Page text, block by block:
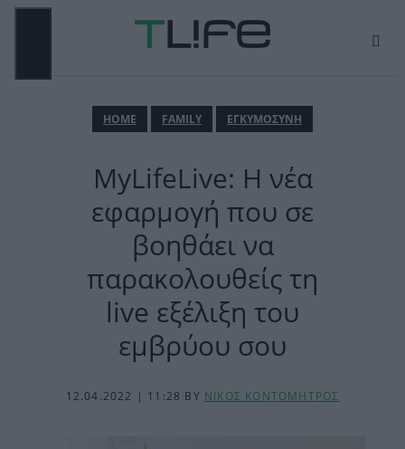
Μετάβαση
ΗΟΜΕ FAMILY ΕΓΚΥΜΟΣΥΝΗ
MyLifeLive: Η νέα
εφαρμογή που σε
βοηθάει να
παρακολουθείς τη
live εξέλιξη του
εμβρύου σου
12.04.2022 | 11:28 BY ΝΙΚΟΣ ΚΟΝΤΟΜΗΤΡΟΣ